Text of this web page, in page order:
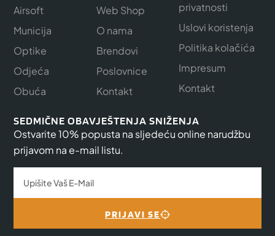
Airsoft
Municija
Optike
Odjeća
Obuća
Web Shop
O nama
Brendovi
Poslovnice
Kontakt
privatnosti
Uslovi koristenja
Politika kolačića
Impresum
Kontakt
SEDMIČNE OBAVJEŠTENJA SNIŽENJA
Ostvarite 10% popusta na sljedeću online narudžbu
prijavom na e-mail listu.
PRIJAVI SE